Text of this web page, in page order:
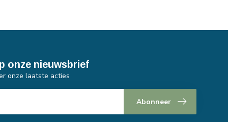
onze nieuwsbrief
onze laatste acties
Abonneer